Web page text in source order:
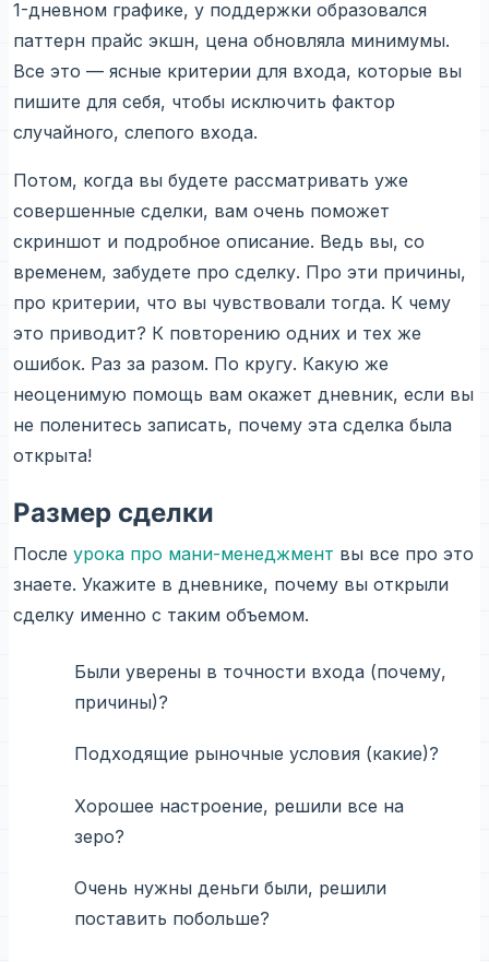
1-дневном графике, у поддержки образовался
паттерн прайс экшн, цена обновляла минимумы.
Все это — ясные критерии для входа, которые вы
пишите для себя, чтобы исключить фактор
случайного, слепого входа.
Потом, когда вы будете рассматривать уже
совершенные сделки, вам очень поможет
скриншот и подробное описание. Ведь вы, со
временем, забудете про сделку. Про эти причины,
про критерии, что вы чувствовали тогда. К чему
это приводит? К повторению одних и тех же
ошибок. Раз за разом. По кругу. Какую же
неоценимую помощь вам окажет дневник, если вы
не поленитесь записать, почему эта сделка была
открыта!
Размер сделки
После урока про мани-менеджмент вы все про это
знаете. Укажите в дневнике, почему вы открыли
сделку именно с таким объемом.
Были уверены в точности входа (почему,
причины)?
Подходящие рыночные условия (какие)?
Хорошее настроение, решили все на
зеро?
Очень нужны деньги были, решили
поставить побольше?